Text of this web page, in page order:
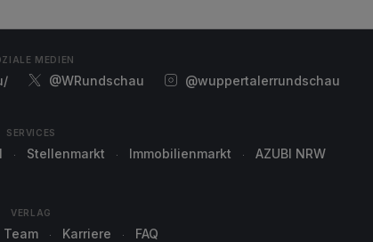
MEDIEN
@WRundschau @wuppertalerrundschau
SERVICES
Stellenmarkt Immobilienmarkt AZUBI NRW
VERLAG
Team Karriere FAQ